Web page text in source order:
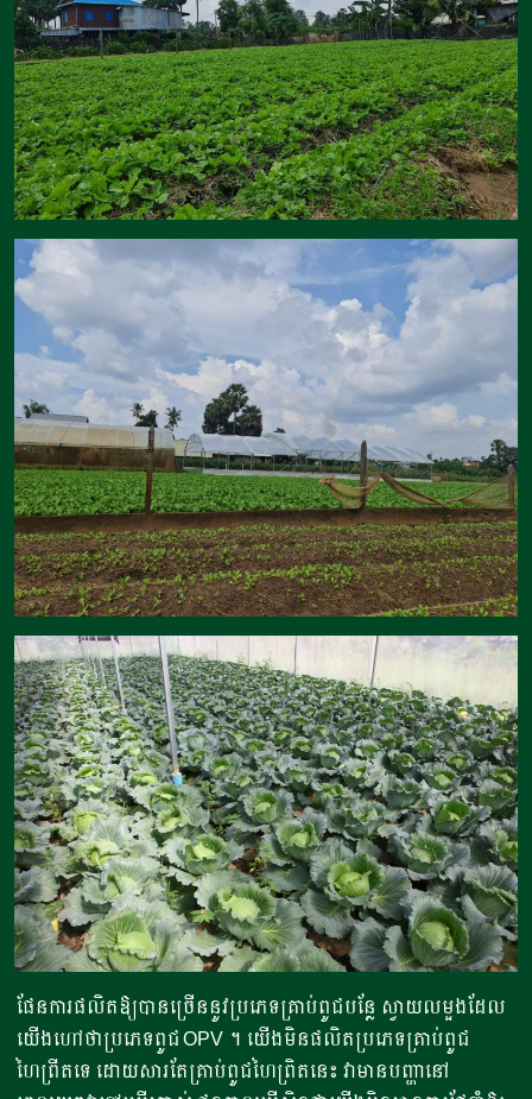
ផែនការផលិតឱ្យបានច្រើននូវប្រភេទគ្រាប់ពូជបន្លែ ស្វាយលម្អងដែល
យើងហៅថាប្រភេទពូជ OPV ។ យើងមិនផលិតប្រភេទគ្រាប់ពូជ
ហៃព្រីតទេ ដោយសារតែគ្រាប់ពូជហៃព្រិតនេះ វាមានបញ្ហានៅ